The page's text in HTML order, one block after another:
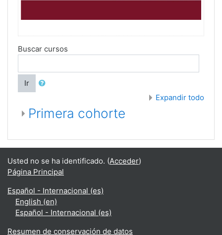
Buscar cursos
Ir
Expandir todo
Primera cohorte
Usted no se ha identificado. (Acceder)
Página Principal
Español - Internacional ‎(es)‎
English ‎(en)‎
Español - Internacional ‎(es)‎
Resumen de conservación de datos